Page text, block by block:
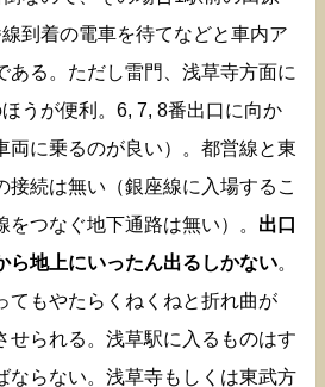
到着の電車を待てなどと車内ア
ある。ただし雷門、浅草寺方面に
うが便利。6, 7, 8番出口に向か
両に乗るのが良い）。都営線と東
接続は無い（銀座線に入場するこ
をつなぐ地下通路は無い）。 出口
ら地上にいったん出るしかない。
てもやたらくねくねと折れ曲が
せられる。浅草駅に入るものはす
ならない。浅草寺もしくは東武方